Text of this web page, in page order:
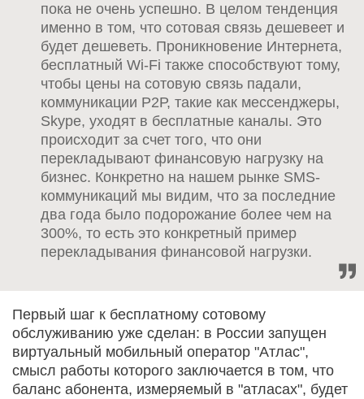
пока не очень успешно. В целом тенденция
именно в том, что сотовая связь дешевеет и
будет дешеветь. Проникновение Интернета,
бесплатный Wi-Fi также способствуют тому,
чтобы цены на сотовую связь падали,
коммуникации Р2Р, такие как мессенджеры,
Skype, уходят в бесплатные каналы. Это
происходит за счет того, что они
перекладывают финансовую нагрузку на
бизнес. Конкретно на нашем рынке SMS-
коммуникаций мы видим, что за последние
два года было подорожание более чем на
300%, то есть это конкретный пример
перекладывания финансовой нагрузки.
Первый шаг к бесплатному сотовому
обслуживанию уже сделан: в России запущен
виртуальный мобильный оператор "Атлас",
смысл работы которого заключается в том, что
баланс абонента, измеряемый в "атласах", будет